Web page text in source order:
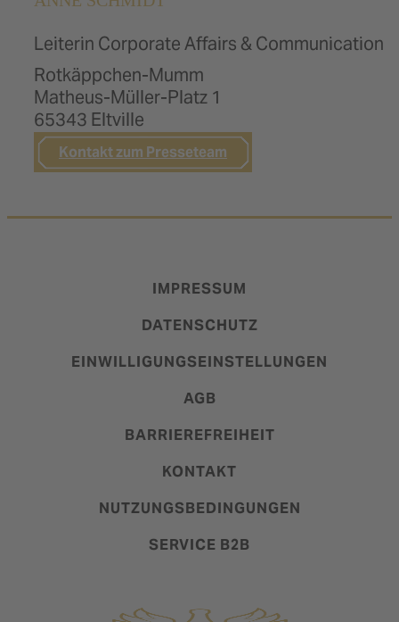
Nordbrand Nordhausen
Pfeffi
Reidemeister & Ulrichs
Ritmo de la Vida
Rotkäppchen
Sprizzero
Leiterin Corporate Affairs & Communication
Rotkäppchen-Mumm
Matheus-Müller-Platz 1
65343 Eltville
Kontakt zum Presseteam
IMPRESSUM
DATENSCHUTZ
EINWILLIGUNGSEINSTELLUNGEN
AGB
BARRIEREFREIHEIT
KONTAKT
NUTZUNGSBEDINGUNGEN
SERVICE B2B